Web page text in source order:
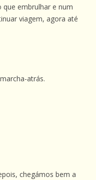
que embrulhar e num
viagem, agora até
atrás.
chegámos bem a